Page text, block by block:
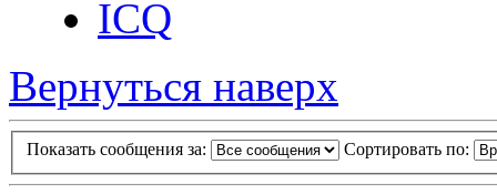
ICQ
Вернуться наверх
Показать сообщения за: Сортировать по: